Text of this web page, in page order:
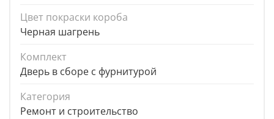
Цвет покраски короба
Черная шагрень
Комплект
Дверь в сборе с фурнитурой
Категория
Ремонт и строительство